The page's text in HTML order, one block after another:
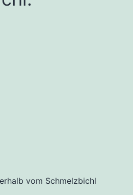
vom Schmelzbichl